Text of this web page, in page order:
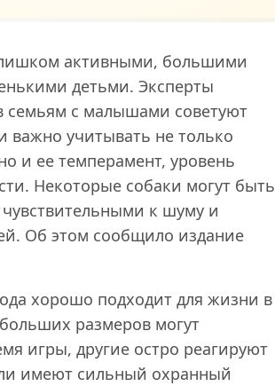
активными, большими
детьми. Эксперты
с малышами советуют
важно учитывать не только
и ее темперамент, уровень
Некоторые собаки могут быть
к шуму и
Об этом сообщило издание
хорошо подходит для жизни в
размеров могут
игры, другие остро реагируют
имеют сильный охранный